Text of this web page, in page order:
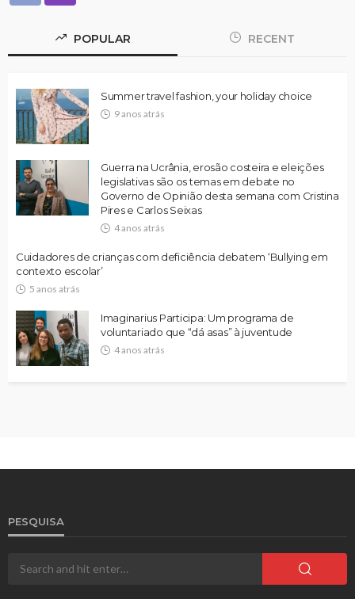
POPULAR RECENT
Summer travel fashion, your holiday choice
9 anos atrás
Guerra na Ucrânia, erosão costeira e eleições
legislativas são os temas em debate no
Governo de Opinião desta semana com Cristina
Pires e Carlos Seixas
4 anos atrás
Cuidadores de crianças com deficiência debatem ‘Bullying em
contexto escolar’
5 anos atrás
Imaginarius Participa: Um programa de
voluntariado que “dá asas” à juventude
4 anos atrás
PESQUISA